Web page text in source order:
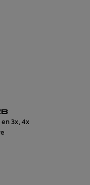
3x, 4x